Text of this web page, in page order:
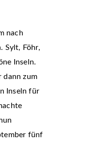
nach
Sylt, Föhr,
Inseln.
dann zum
Inseln für
fünf